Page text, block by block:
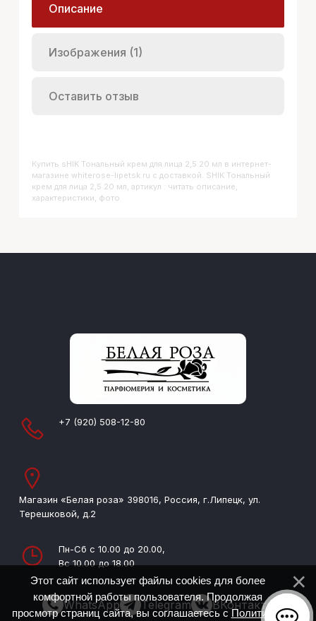
Описание
Изображения (1)
Оставить отзыв
Купить SHIK Тональный крем для лица 2,5 20 мл в интернет-
магазине whiterose-lipetsk.ru с доставкой. SHIK Тональный
крем для лица 2,5 20 мл, артикул : читать описание,
характеристики, фото
+7 (920) 508-12-80
Магазин «Белая роза» 398016, Россия, г.Липецк, ул.
Терешковой, д.2
Пн-Сб с 10.00 до 20.00,
Вс 10.00 до 18.00
WhatsApp Telegram ВКонтакте
Этот сайт использует файлы cookies для более
комфортной работы пользователя. Продолжая
просмотр страниц сайта, вы соглашаетесь сПолитикой